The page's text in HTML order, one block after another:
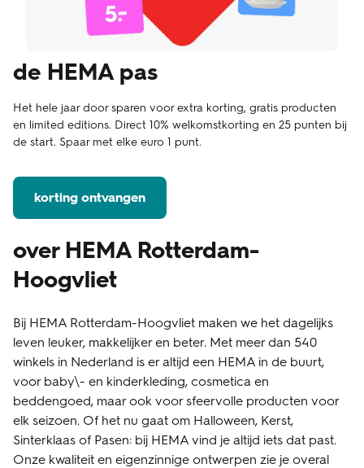
de HEMA pas
Het hele jaar door sparen voor extra korting, gratis producten
en limited editions. Direct 10% welkomstkorting en 25 punten bij
de start. Spaar met elke euro 1 punt.
korting ontvangen
over HEMA Rotterdam-
Hoogvliet
Bij HEMA Rotterdam-Hoogvliet maken we het dagelijks
leven leuker, makkelijker en beter. Met meer dan 540
winkels in Nederland is er altijd een HEMA in de buurt,
voor baby\- en kinderkleding, cosmetica en
beddengoed, maar ook voor sfeervolle producten voor
elk seizoen. Of het nu gaat om Halloween, Kerst,
Sinterklaas of Pasen: bij HEMA vind je altijd iets dat past.
Onze kwaliteit en eigenzinnige ontwerpen zie je overal